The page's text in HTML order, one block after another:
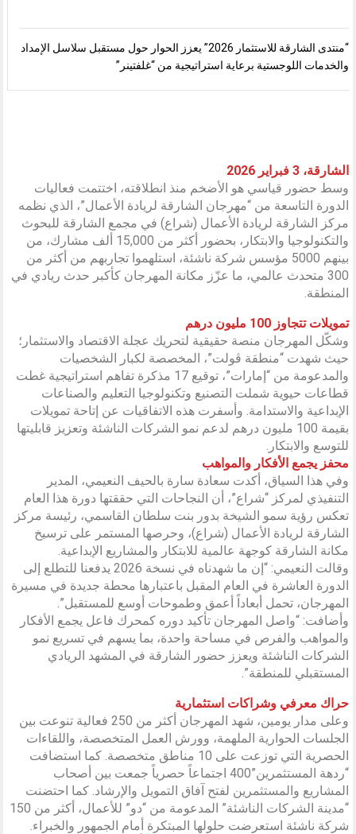
“منتدى الشارقة للاستثمار 2026” يعزز الحوار حول مستقبل سلاسل الإمداد
والخدمات اللوجستية برعاية استراتيجية من “غلفتينر”
الشارقة، 3 فبراير 2026
وسط حضور قياسي هو الأضخم منذ انطلاقته، اختتمت فعاليات
الدورة التاسعة من “مهرجان الشارقة لريادة الأعمال”، الذي نظمه
مركز الشارقة لريادة الأعمال (شراع) في مجمع الشارقة للبحوث
والتكنولوجيا والابتكار، بحضور أكثر من 15,000 ألف مشارك، من
بينهم 5000 مؤسس شركة ناشئة، استلهموا تجاربهم من أكثر من
300 متحدث عالمي، ما عزّز مكانة المهرجان كأكبر حدث ريادي في
المنطقة.
تمويلات تتجاوز 100 مليون درهم
وشكّل المهرجان منصة حقيقية لتحريك عجلة الاقتصاد والاستثمار؛
حيث شهدت “منطقة ڨولت”، المخصصة لكبار الشخصيات
والمدعومة من “إمارات”، توقيع 17 مذكرة تفاهم استراتيجية غطت
قطاعات حيوية شملت التصنيع وتكنولوجيا التعليم والصناعات
الإبداعية والاستدامة. وأسفرت هذه الاتفاقيات عن إتاحة تمويلات
بقيمة 100 مليون درهم لدعم نمو الشركات الناشئة وتعزيز قابليتها
للتوسع والابتكار.
محفز يجمع الأفكار والمواهب
وفي هذا السياق، أكدت سعادة سارة بالحيف النعيمي، المدير
التنفيذي لمركز “شراع”، أن النجاحات التي حققتها دورة هذا العام
تعكس رؤية سمو الشيخة بدور بنت سلطان القاسمي، رئيسة مركز
الشارقة لريادة الأعمال (شراع)، وحرصها المستمر على ترسيخ
مكانة الشارقة كوجهة عالمية للابتكار والمشاريع الإبداعية.
وقالت النعيمي: “إن ما شهدناه في نسخة 2026 يدفعنا للتطلع إلى
الدورة العاشرة في العام المقبل باعتبارها محطة جديدة في مسيرة
المهرجان، تحمل أبعاداً أعمق وطموحات أوسع للمستقبل”.
وأضافت: “واصل المهرجان تأكيد دوره كمحرك فاعل يجمع الأفكار
والمواهب والفرص في مساحة واحدة، بما يسهم في تسريع نمو
الشركات الناشئة ويعزز حضور الشارقة في المشهد الريادي
المستقبلي للمنطقة”.
حراك معرفي وشراكات استثمارية
وعلى مدار يومين، شهد المهرجان أكثر من 250 فعالية تنوعت بين
الجلسات الحوارية الملهمة، وورش العمل المتخصصة، واللقاءات
الحصرية التي توزعت على 10 مناطق متخصصة. كما استضافت
“ردهة المستثمرين”400 اجتماعاً حصرياً جمعت بين أصحاب
المشاريع والمستثمرين لفتح آفاق التمويل والإرشاد. كما احتضنت
“مدينة الشركات الناشئة” المدعومة من “دو” للأعمال، أكثر من 150
شركة ناشئة استعرضت حلولها المبتكرة أمام الجمهور والخبراء.